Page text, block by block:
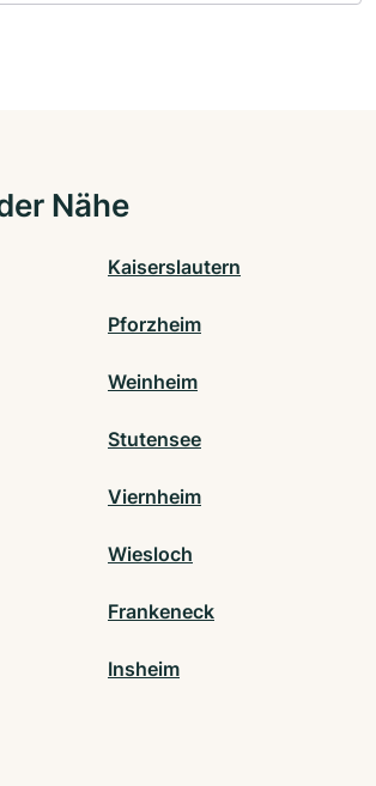
Nähe
Kaiserslautern
Pforzheim
Weinheim
Stutensee
Viernheim
Wiesloch
Frankeneck
Insheim